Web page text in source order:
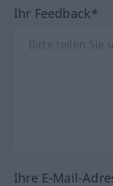
Ihr Feedback*
Ihre E-Mail-